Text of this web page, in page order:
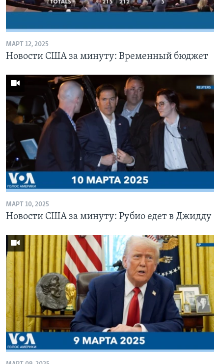
МАРТ 12, 2025
Новости США за минуту: Временный бюджет
МАРТ 10, 2025
Новости США за минуту: Рубио едет в Джидду